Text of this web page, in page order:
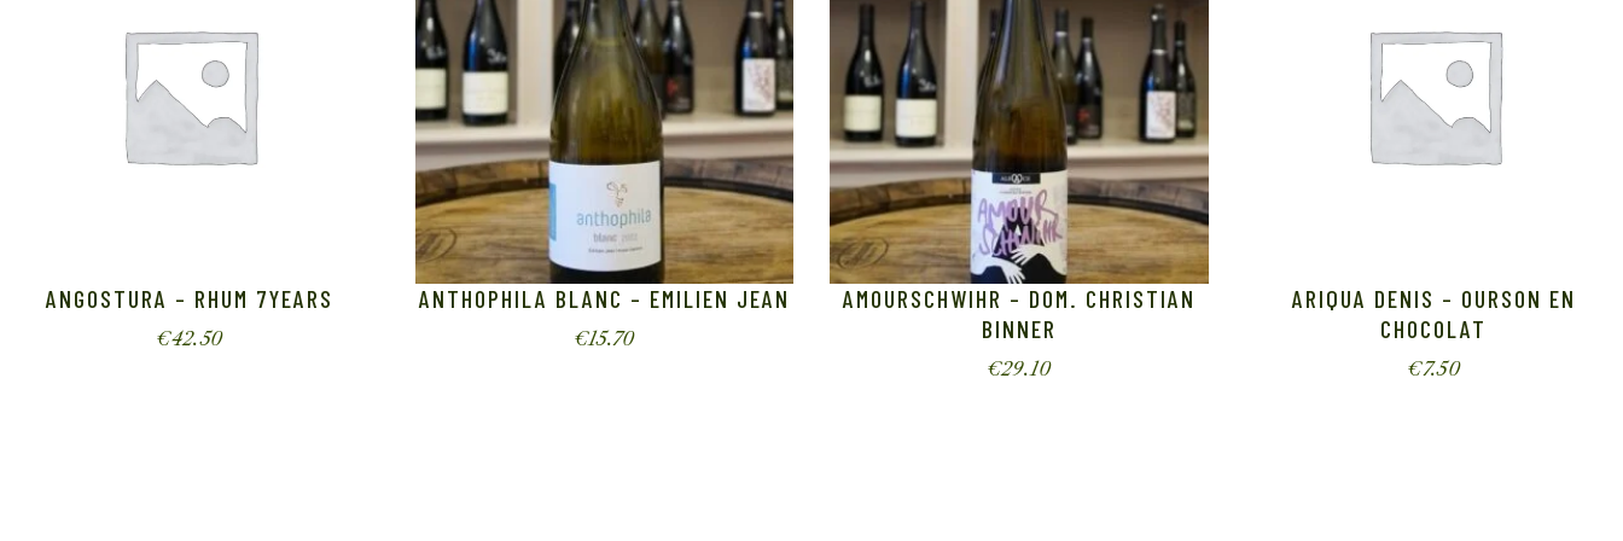
ANGOSTURA – RHUM 7YEARS
€42.50
ANTHOPHILA BLANC – EMILIEN JEAN
€15.70
AMOURSCHWIHR – DOM. CHRISTIAN
BINNER
€29.10
ARIQUA DENIS – OURSON EN
CHOCOLAT
€7.50